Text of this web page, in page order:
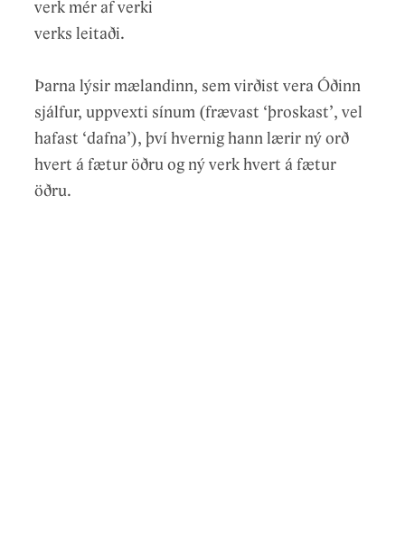
verk mér af verki
verks leitaði.
Þarna lýsir mælandinn, sem virðist vera Óðinn
sjálfur, uppvexti sínum (frævast ‘þroskast’, vel
hafast ‘dafna’), því hvernig hann lærir ný orð
hvert á fætur öðru og ný verk hvert á fætur
öðru.